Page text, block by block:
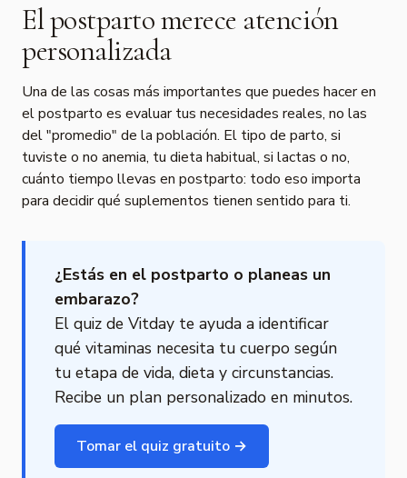
El postparto merece atención
personalizada
Una de las cosas más importantes que puedes hacer en
el postparto es evaluar tus necesidades reales, no las
del "promedio" de la población. El tipo de parto, si
tuviste o no anemia, tu dieta habitual, si lactas o no,
cuánto tiempo llevas en postparto: todo eso importa
para decidir qué suplementos tienen sentido para ti.
¿Estás en el postparto o planeas un
embarazo?
El quiz de Vitday te ayuda a identificar
qué vitaminas necesita tu cuerpo según
tu etapa de vida, dieta y circunstancias.
Recibe un plan personalizado en minutos.
Tomar el quiz gratuito →